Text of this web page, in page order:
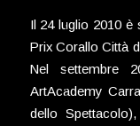
Il 24 luglio 2010 è
Prix Corallo Città
Nel settembre
ArtAcademy
dello